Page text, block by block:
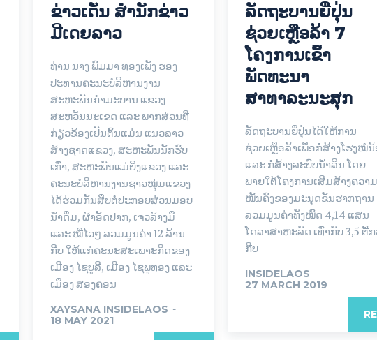
ຂ່າວເດັ່ນ ສຳນັກຂ່າວ
ມີເດຍລາວ
ທ່ານ ນາງ ພົມມາ ທອງເພັງ ຮອງ
ປະທານຄະນະບໍລິຫານງານ
ສະຫະພັນກຳມະບານ ແຂວງ
ສະຫວັນນະເຂດ ແລະ ພາກສ່ວນທີ່
ກ່ຽວຂ້ອງເປັນຕົ້ນແມ່ນ ແນວລາວ
ສ້າງຊາດແຂວງ, ສະຫະພັນນັກຮົບ
ເກົ່າ, ສະຫະພັນແມ່ຍິງແຂວງ ແລະ
ຄະນະບໍລິຫານງານຊາວໝຸ່ມແຂວງ
ໄດ້ຮ່ວມກັນສຶບຕໍ່ປະກອບສ່ວນມອບ
ນ້ຳດື່ມ, ຜ້າອັດປາກ, ເຈວລ້າງມື
ແລະ ໝີ່ໄວໆ ລວມມູນຄ່າ 12 ລ້ານ
ກີບ ໃຫ້ແກ່ຄະນະສະເພາະກິດຂອງ
ເມືອງ ໄຊບູລີ, ເມືອງ ໄຊພູທອງ ແລະ
ເມືອງ ສອງຄອນ
XAYSANA INSIDELAOS -
18 MAY 2021
ລັດຖະບານຍີ່ປຸ່ນ
ຊ່ວຍເຫຼືອລ້າ 7
ໂຄງການເຂົ້າ
ພັດທະນາ
ສາທາລະນະສຸກ
ລັດຖະບານຍີ່ປຸ່ນໄດ້ໃຫ້ການ
ຊ່ວຍເຫຼືອລ້າເພື່ອກໍ່ສ້າງໂຮງໝໍ
ແລະ ກໍ່ສ້າງລະບົບນ້ຳລິນ ໂດຍ
ພາຍໃຕ້ໂຄງການເສີມສ້າງຄວາມ
ໝັ້ນຄົງຂອງມະນຸດຂັ້ນຮາກຖານ
ລວມມູນຄ່າທັງໝົດ 4,14 ແສນ
ໂດລາສາຫະລັດ ເທົ່າກັບ 3,5 ຕື້ກ
ກີບ
INSIDELAOS -
27 MARCH 2019